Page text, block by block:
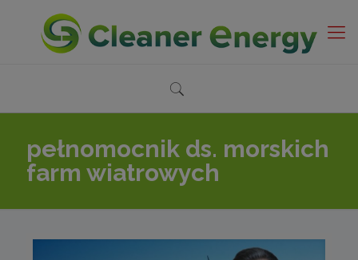
pełnomocnik ds. morskich
farm wiatrowych